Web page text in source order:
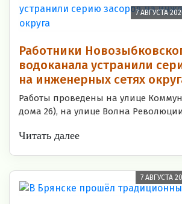
7 АВГУСТА
Работники
водоканала устранили
на инженерных сетях
Работы проведены на улице
дома 26), на улице Волна Революции
Читать далее
7 АВГУСТА